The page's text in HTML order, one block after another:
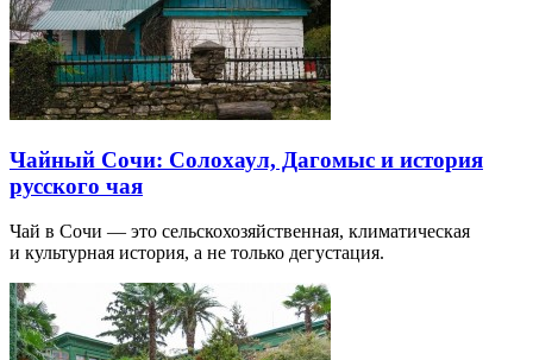
Чайный Сочи: Солохаул, Дагомыс и история
русского чая
Чай в Сочи — это сельскохозяйственная, климатическая
и культурная история, а не только дегустация.